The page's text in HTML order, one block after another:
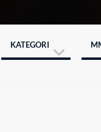
KATEGORI